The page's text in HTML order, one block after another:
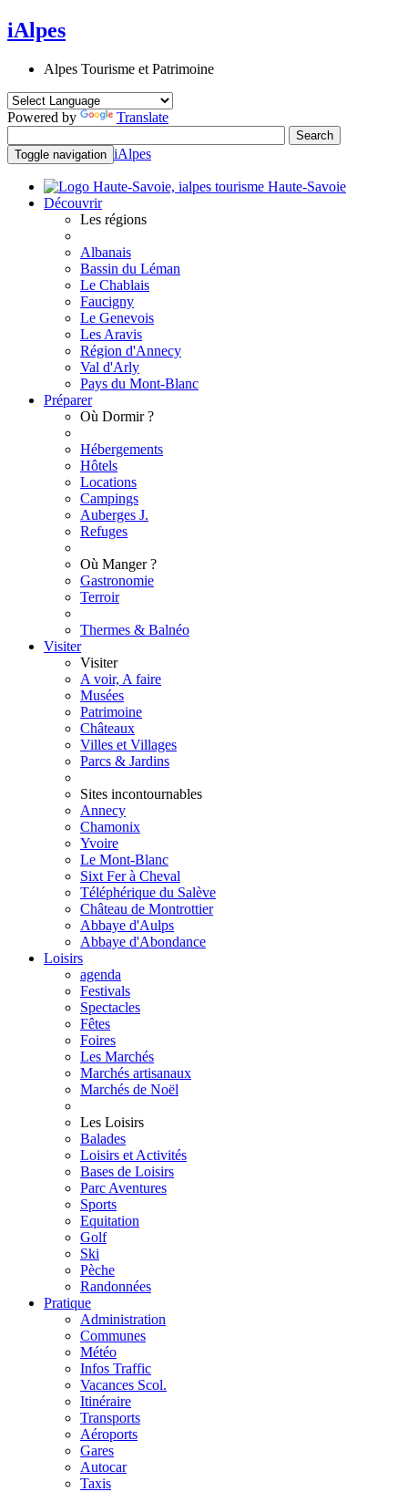
iAlpes
Alpes Tourisme et Patrimoine
Powered by Translate
Toggle navigation iAlpes
Haute-Savoie
Découvrir
Les régions
Albanais
Bassin du Léman
Le Chablais
Faucigny
Le Genevois
Les Aravis
Région d'Annecy
Val d'Arly
Pays du Mont-Blanc
Préparer
Où Dormir ?
Hébergements
Hôtels
Locations
Campings
Auberges J.
Refuges
Où Manger ?
Gastronomie
Terroir
Thermes & Balnéo
Visiter
Visiter
A voir, A faire
Musées
Patrimoine
Châteaux
Villes et Villages
Parcs & Jardins
Sites incontournables
Annecy
Chamonix
Yvoire
Le Mont-Blanc
Sixt Fer à Cheval
Téléphérique du Salève
Château de Montrottier
Abbaye d'Aulps
Abbaye d'Abondance
Loisirs
agenda
Festivals
Spectacles
Fêtes
Foires
Les Marchés
Marchés artisanaux
Marchés de Noël
Les Loisirs
Balades
Loisirs et Activités
Bases de Loisirs
Parc Aventures
Sports
Equitation
Golf
Ski
Pèche
Randonnées
Pratique
Administration
Communes
Météo
Infos Traffic
Vacances Scol.
Itinéraire
Transports
Aéroports
Gares
Autocar
Taxis